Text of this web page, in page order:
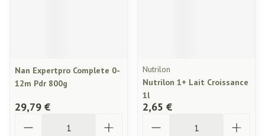
Nan Expertpro Complete 0-
12m Pdr 800g
29,79 €
Nutrilon
Nutrilon 1+ Lait Croissance
1l
2,65 €